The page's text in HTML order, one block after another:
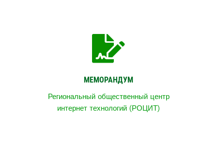
МЕМОРАНДУМ
Региональный общественный центр
интернет технологий (РОЦИТ)